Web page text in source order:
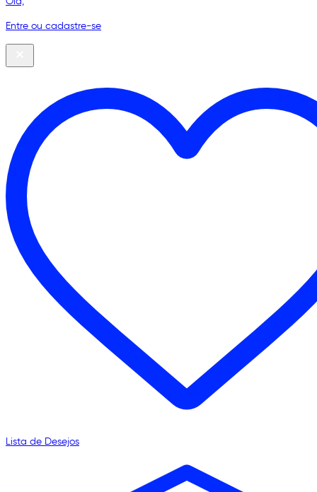
Entre ou cadastre-se
Lista de Desejos